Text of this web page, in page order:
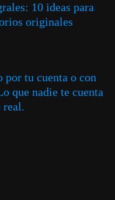
10 ideas para
originales
por tu cuenta o con
que nadie te cuenta
real.